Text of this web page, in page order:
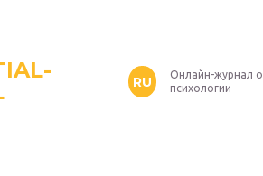
RU
Онлайн-журнал о
психологии